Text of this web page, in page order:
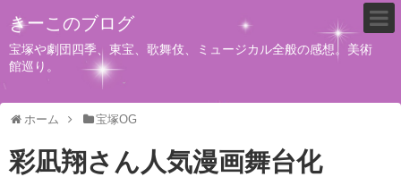
きーこのブログ
宝塚や劇団四季、東宝、歌舞伎、ミュージカル全般の感想。美術
館巡り。
ホーム 宝塚OG
彩凪翔さん人気漫画舞台化